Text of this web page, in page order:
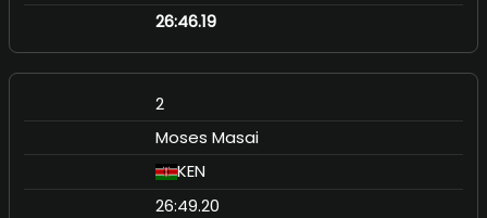
26:46.19
2
Moses Masai
KEN
26:49.20